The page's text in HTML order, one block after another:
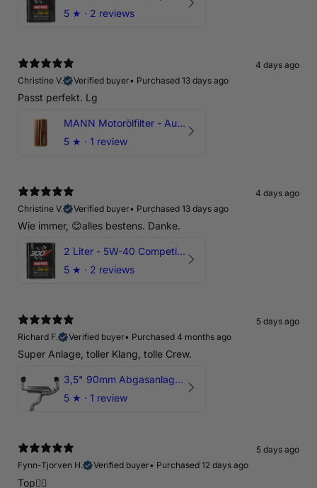
5 ★ · 2 reviews
4 days ago
Christine V.
Verified buyer• Purchased 13 days ago
Passt perfekt. Lg
MANN Motorölfilter - Audi RS3 TTRS RSQ3 VZ5 - DAZ DNW
5 ★ · 1 review
4 days ago
Christine V.
Verified buyer• Purchased 13 days ago
Wie immer, 😊alles bestens. Danke.
2 Liter - 5W-40 Competition 300V Motul Motoröl
5 ★ · 2 reviews
5 days ago
Richard F.
Verified buyer• Purchased 4 months ago
Super Anlage, toller Klang, tolle Crew.
3,5" 90mm Abgasanlage AUDI RSQ3 DNWA 2.5 TFSI
5 ★ · 1 review
5 days ago
Fynn-Tjorven H.
Verified buyer• Purchased 12 days ago
Top👍🏼